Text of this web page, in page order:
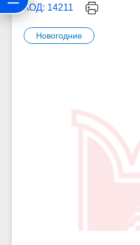
КОД: 14211
Новогодние